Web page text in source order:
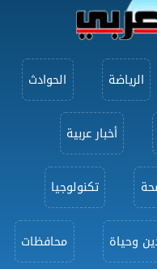
الرياضة الحوادث
أخبار عربية
تكنولوجيا
وحياة محافظات